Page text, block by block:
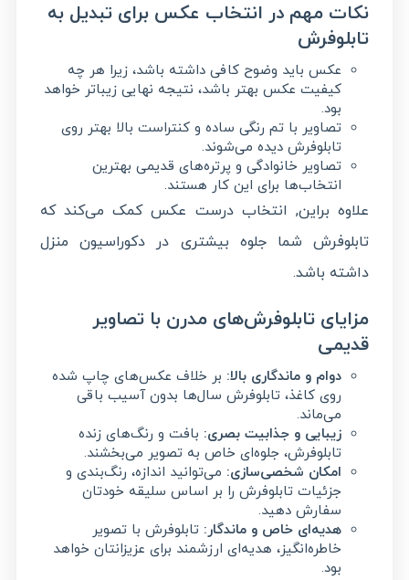
نکات مهم در انتخاب عکس برای تبدیل به
تابلوفرش
عکس باید وضوح کافی داشته باشد، زیرا هر چه
کیفیت عکس بهتر باشد، نتیجه نهایی زیباتر خواهد
بود.
تصاویر با تم رنگی ساده و کنتراست بالا بهتر روی
تابلوفرش دیده می‌شوند.
تصاویر خانوادگی و پرتره‌های قدیمی بهترین
انتخاب‌ها برای این کار هستند.
علاوه براین, انتخاب درست عکس کمک می‌کند که
تابلوفرش شما جلوه بیشتری در دکوراسیون منزل
داشته باشد.
مزایای تابلوفرش‌های مدرن با تصاویر
قدیمی
دوام و ماندگاری بالا: بر خلاف عکس‌های چاپ شده
روی کاغذ، تابلوفرش سال‌ها بدون آسیب باقی
می‌ماند.
زیبایی و جذابیت بصری: بافت و رنگ‌های زنده
تابلوفرش، جلوه‌ای خاص به تصویر می‌بخشند.
امکان شخصی‌سازی: می‌توانید اندازه، رنگ‌بندی و
جزئیات تابلوفرش را بر اساس سلیقه خودتان
سفارش دهید.
هدیه‌ای خاص و ماندگار: تابلوفرش با تصویر
خاطره‌انگیز، هدیه‌ای ارزشمند برای عزیزانتان خواهد
بود.